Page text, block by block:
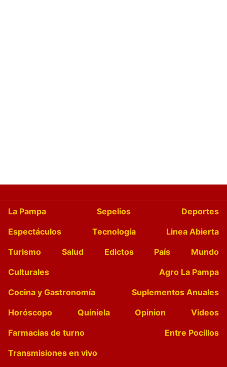
La Pampa Sepelios
Deportes
Espectáculos
Tecnología
Linea Abierta
Turismo
Salud Edictos País
Mundo
Culturales
Agro La Pampa
Cocina y Gastronomía
Suplementos Anuales
Horóscopo
Quiniela Opinion
Videos
Farmacias de turno
Entre Pocillos
Transmisiones en vivo